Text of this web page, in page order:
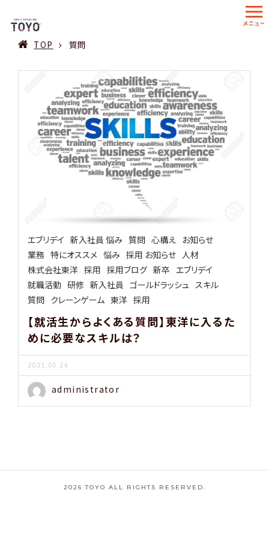
TOP 質問
エブリデイ 新入社員 悩み 質問 心構え お知らせ
業務 特にオススメ 悩み 採用 お知らせ 人材
株式会社東洋 採用 採用ブログ 新卒 エブリデイ
就職活動 研修 新入社員 ゴールドラッシュ スキル
質問 クレーンゲーム 東洋 採用
【就活生からよくある質問】東洋に入るた
めに必要なスキルは？
2021.05.26
administrator
2026 TOYO ALL RIGHTS RESERVED.